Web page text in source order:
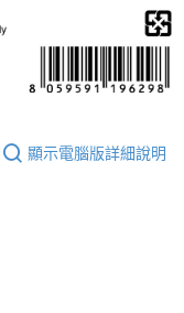
顯示電腦版詳細說明